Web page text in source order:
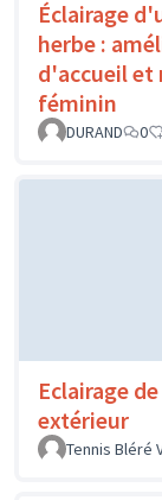
Éclairage
herbe :
d'accueil et
féminin
DURAND 0
Eclairage
extérieur
Tennis Bléré